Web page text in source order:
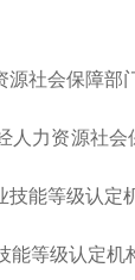
会保障部
力资源社
能等级认定
级认定机